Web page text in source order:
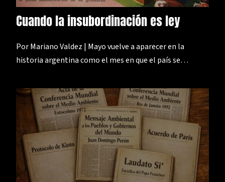
Cuando la insubordinación es ley
Por Mariano Valdez | Mayo vuelve a aparecer en la
historia argentina como el mes en que el país se…